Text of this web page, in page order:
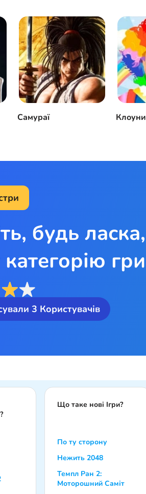
Самураї Клоуни
будь ласка,
гри
3 Користувачів
Що таке нові Ігри?
По ту сторону
Нежить 2048
Темпл Ран 2:
Моторошний Саміт